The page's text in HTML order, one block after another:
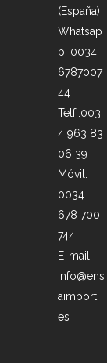
(España)
Whatsap
p: 0034
6787007
44
Telf.:003
4 963 83
06 39
Móvil:
0034
678 700
744
E-mail:
info@ens
aimport.
es